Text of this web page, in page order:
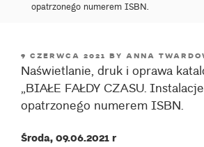
opatrzonego numerem ISBN.
POSTED
ON
9 CZERWCA 2021 BY ANNA
Naświetlanie, druk i oprawa
„BIAŁE FAŁDY CZASU.
opatrzonego numerem ISBN.
Środa, 09.06.2021 r